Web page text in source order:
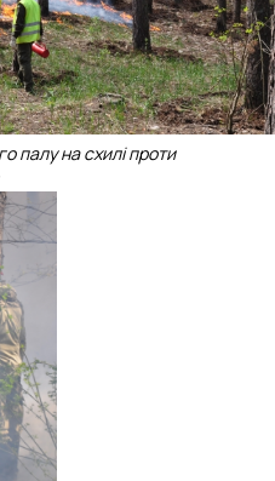
палу на схилі проти